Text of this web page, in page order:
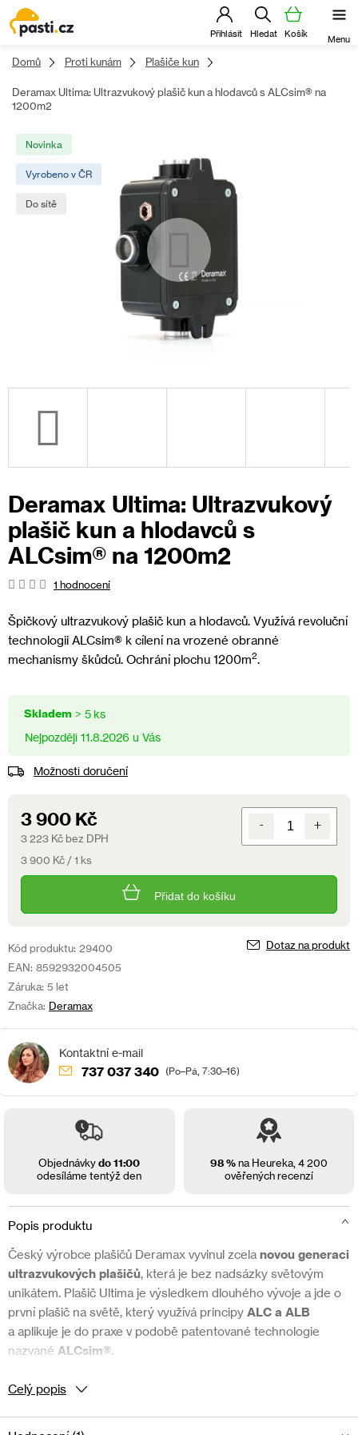
Přejít
na
obsah
Domů Proti kunám Plašiče kun
Deramax Ultima: Ultrazvukový plašič kun a hlodavců s ALCsim® na
1200m2
Novinka
Vyrobeno v ČR
Do sítě
Deramax Ultima: Ultrazvukový
plašič kun a hlodavců s
ALCsim® na 1200m2
Průměrné
produktu
je
1,0
z
1 hodnocení
Špičkový ultrazvukový plašič kun a hlodavců. Využívá revoluční
technologii ALCsim® k cílení na vrozené obranné
mechanismy škůdců. Ochrání plochu 1200m2.
Skladem > 5 ks
11.8.2026
Možnosti doručení
3 900 Kč
3 223 Kč bez DPH
Měrná
cena:
3 900 Kč / 1 ks
Přidat do košíku
Kód produktu: 29400
EAN: 8592932004505
Záruka: 5 let
Značka: Deramax
Dotaz na produkt
737 037 340 (Po–Pá, 7:30–16)
Objednávkydo 11:00
odesíláme tentýž den
98 %na Heureka, 4 200
ověřených recenzí
Popis produktu
Český výrobce plašičů Deramax vyvinul zcelanovou generaci
ultrazvukových plašičů, která je bez nadsázky světovým
unikátem. Plašič Ultima je výsledkem dlouhého vývoje a jde o
první plašič na světě, který využívá principy ALC a ALB
a aplikuje je do praxe v podobě patentované technologie
nazvané ALCsim®.
Celý popis